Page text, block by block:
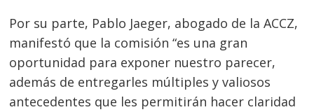
Por su parte, Pablo Jaeger, abogado de la ACCZ,
manifestó que la comisión “es una gran
oportunidad para exponer nuestro parecer,
además de entregarles múltiples y valiosos
antecedentes que les permitirán hacer claridad